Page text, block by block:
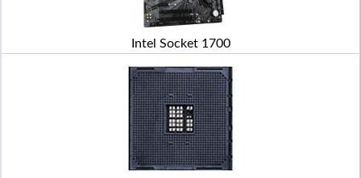
Intel Socket 1700